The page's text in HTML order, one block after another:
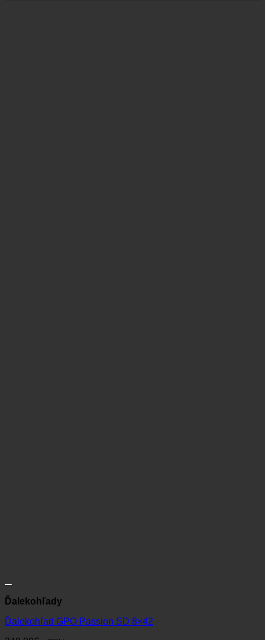
Ďalekohľady
Ďalekohľad GPO Passion SD 8×42